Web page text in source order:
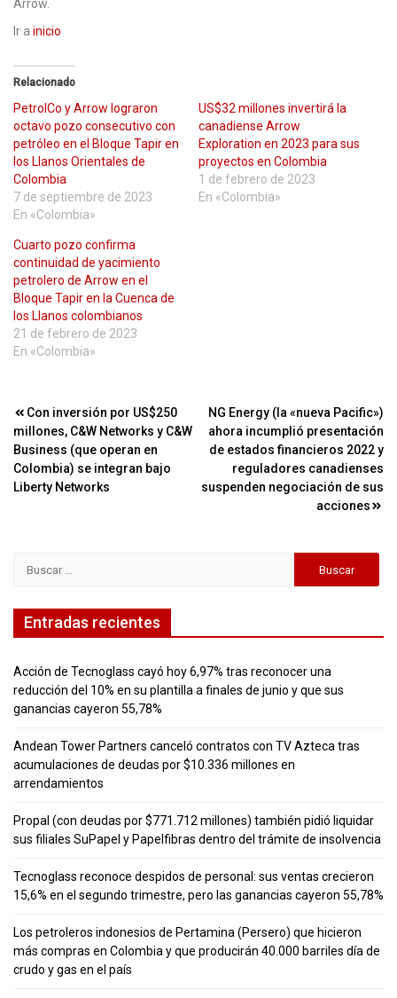
Arrow.
Ir a inicio
Relacionado
PetrolCo y Arrow lograron
octavo pozo consecutivo con
petróleo en el Bloque Tapir en
los Llanos Orientales de
Colombia
7 de septiembre de 2023
En «Colombia»
US$32 millones invertirá la
canadiense Arrow
Exploration en 2023 para sus
proyectos en Colombia
1 de febrero de 2023
En «Colombia»
Cuarto pozo confirma
continuidad de yacimiento
petrolero de Arrow en el
Bloque Tapir en la Cuenca de
los Llanos colombianos
21 de febrero de 2023
En «Colombia»
Navegación
de
entradas
Con inversión por US$250
millones, C&W Networks y C&W
Business (que operan en
Colombia) se integran bajo
Liberty Networks
NG Energy (la «nueva Pacific»)
ahora incumplió presentación
de estados financieros 2022 y
reguladores canadienses
suspenden negociación de sus
acciones
Entradas recientes
Acción de Tecnoglass cayó hoy 6,97% tras reconocer una
reducción del 10% en su plantilla a finales de junio y que sus
ganancias cayeron 55,78%
Andean Tower Partners canceló contratos con TV Azteca tras
acumulaciones de deudas por $10.336 millones en
arrendamientos
Propal (con deudas por $771.712 millones) también pidió liquidar
sus filiales SuPapel y Papelfibras dentro del trámite de insolvencia
Tecnoglass reconoce despidos de personal: sus ventas crecieron
15,6% en el segundo trimestre, pero las ganancias cayeron 55,78%
Los petroleros indonesios de Pertamina (Persero) que hicieron
más compras en Colombia y que producirán 40.000 barriles día de
crudo y gas en el país